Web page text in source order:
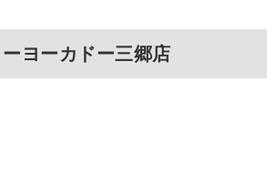
ヨーカドー三郷店